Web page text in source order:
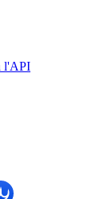
l'API